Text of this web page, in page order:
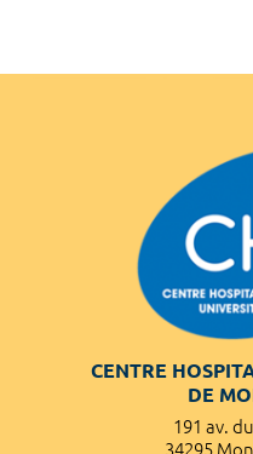
CENTRE
DE
191 av.
34295